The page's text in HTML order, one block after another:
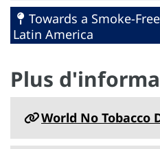
Towards a Smoke-
Latin America
Plus
World No Tobacco